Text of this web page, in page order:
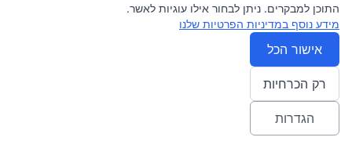
מדיניות פרטיות
תנאי שימוש
© 2026 עצומה. כל הזכויות שמורות.
התוכן למבקרים. ניתן לבחור אילו עוגיות לאשר.
מידע נוסף במדיניות הפרטיות שלנו
אישור הכל
רק הכרחיות
הגדרות